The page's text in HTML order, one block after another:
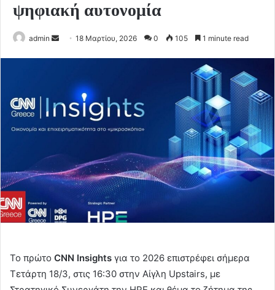
ψηφιακή αυτονομία
admin
Send18 Μαρτίου, 2026 0 105 1 minute read
Το πρώτο CNN Insights για το 2026 επιστρέφει σήμερα
Τετάρτη 18/3, στις 16:30 στην Αίγλη Upstairs, με